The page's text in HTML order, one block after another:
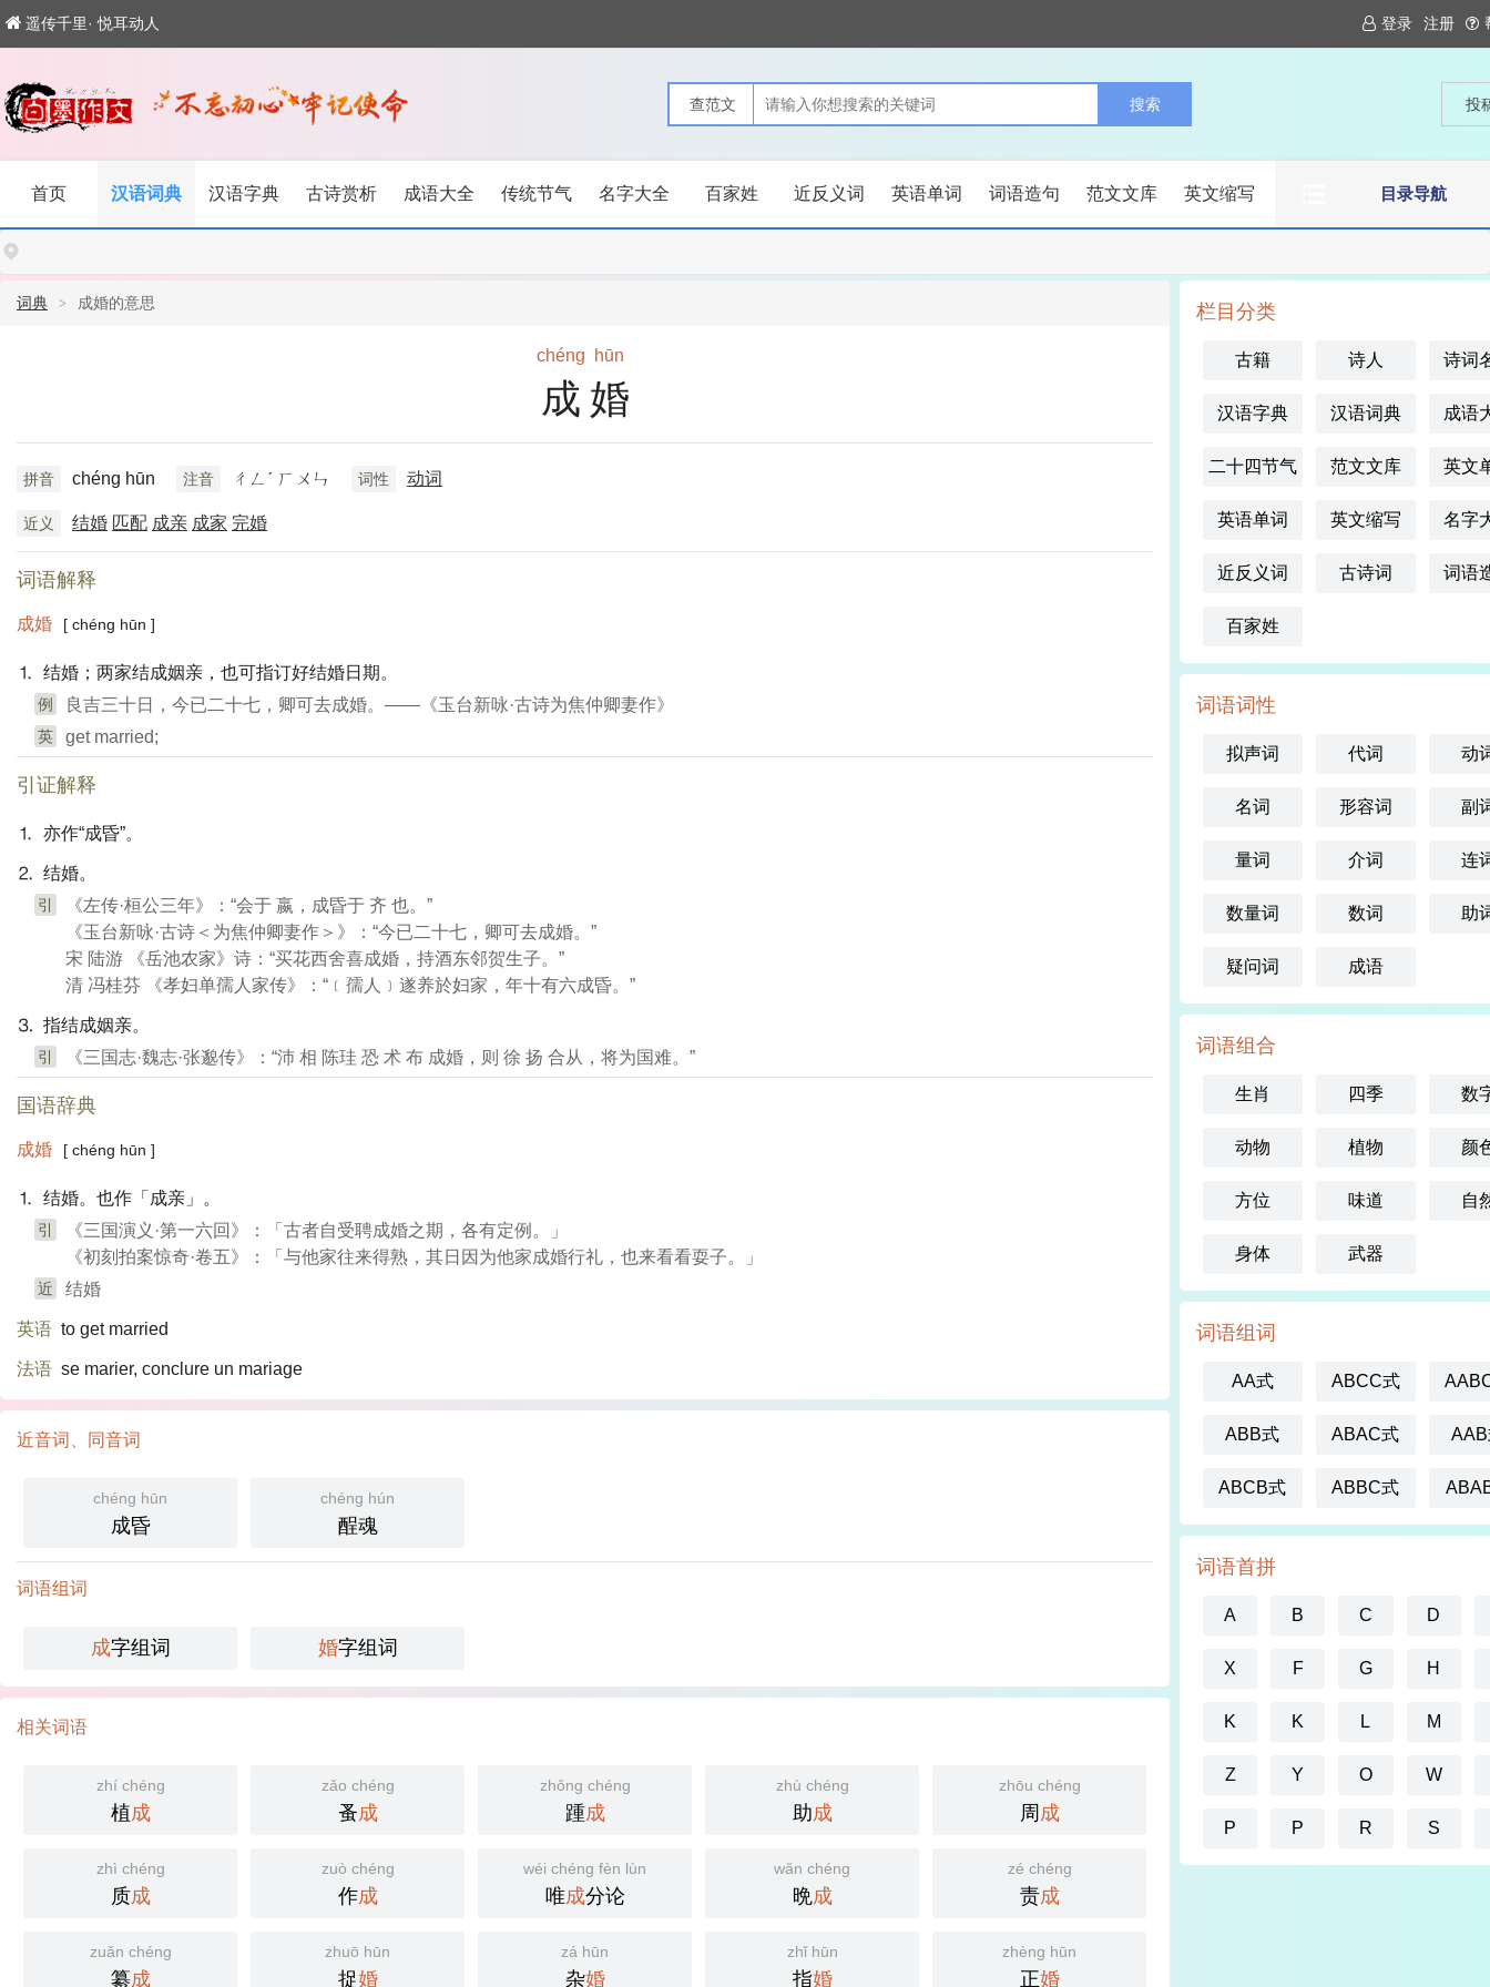
遥传千里· 悦耳动人 登录 注册
投
目录导航
首页 汉语词典 汉语字典 古诗赏析 成语大全 传统节气 名字大全 百家姓 近反义词 英语单词 词语造句 范文文库 英文缩写
词典 成婚的意思
chéng hūn
成婚
拼音 chéng hūn 注音 ㄔㄥˊ ㄏㄨㄣ 词性 动词
近义 结婚 匹配 成亲 成家 完婚
词语解释
成婚 [ chéng hūn ]
⒈ 结婚；两家结成姻亲，也可指订好结婚日期。
例 良吉三十日，今已二十七，卿可去成婚。——《玉台新咏·古诗为焦仲卿妻作》
英 get married;
引证解释
⒈ 亦作“成昏”。
⒉ 结婚。
引
《左传·桓公三年》：“会于 嬴，成昏于 齐 也。”
《玉台新咏·古诗＜为焦仲卿妻作＞》：“今已二十七，卿可去成婚。”
宋 陆游 《岳池农家》诗：“买花西舍喜成婚，持酒东邻贺生子。”
清 冯桂芬 《孝妇单孺人家传》：“﹝孺人﹞遂养於妇家，年十有六成昏。”
⒊ 指结成姻亲。
引 《三国志·魏志·张邈传》：“沛 相 陈珪 恐 术 布 成婚，则 徐 扬 合从，将为国难。”
国语辞典
成婚 [ chéng hūn ]
⒈ 结婚。也作「成亲」。
引
《三国演义·第一六回》：「古者自受聘成婚之期，各有定例。」
《初刻拍案惊奇·卷五》：「与他家往来得熟，其日因为他家成婚行礼，也来看看耍子。」
近 结婚
英语 to get married
法语 se marier, conclure un mariage
近音词、同音词
chéng hūn
成昏
chéng hún
酲魂
词语组词
成字组词 婚字组词
相关词语
zhí chéng
植成
zǎo chéng
蚤成
zhǒng chéng
踵成
zhù chéng
助成
zhōu chéng
周 成
zhì chéng
质成
zuò chéng
作成
wéi chéng fèn lùn
唯成分论
wǎn chéng
晩成
zé chéng
责成
zuǎn chéng
纂成
zhuō hūn
捉婚
zá hūn
杂婚
zhǐ hūn
指婚
zhèng hūn
正婚
栏目分类
古籍 诗人 诗词
汉语字典 汉语词典 成语
二十四节气 范文文库 英文
英语单词 英文缩写 名字
近反义词 古诗词 词语
百家姓
词语词性
拟声词 代词 动
名词 形容词 副
量词 介词 连
数量词 数词 助
疑问词 成语
词语组合
生肖 四季 数
动物 植物 颜
方位 味道 自
身体 武器
词语组词
AA式 ABCC式
ABB式 ABAC式
ABCB式 ABBC式
词语首拼
A B C D
X F G H
K K L M
Z Y O W
P P R S